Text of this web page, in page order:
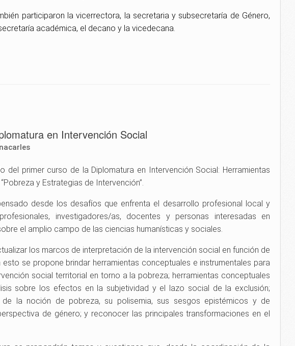
participaron la vicerrectora, la secretaria y subsecretaría de Género,
académica, el decano y la vicedecana.
en Intervención Social
del primer curso de la Diplomatura en Intervención Social: Herramientas
y Estrategias de Intervención”.
desde los desafíos que enfrenta el desarrollo profesional local y
investigadores/as, docentes y personas interesadas en
el amplio campo de las ciencias humanísticas y sociales.
los marcos de interpretación de la intervención social en función de
se propone brindar herramientas conceptuales e instrumentales para
social territorial en torno a la pobreza; herramientas conceptuales
sobre los efectos en la subjetividad y el lazo social de la exclusión;
de la noción de pobreza, su polisemia, sus sesgos epistémicos y de
de género; y reconocer las principales transformaciones en el